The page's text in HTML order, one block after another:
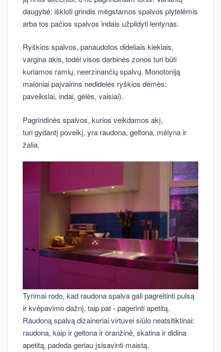
daugybė: iškloti grindis mėgstamos spalvos plytelėmis
arba tos pačios spalvos indais užpildyti lentynas.
Ryškios spalvos, panaudotos dideliais kiekiais,
vargina akis, todėl visos darbinės zonos turi būti
kuriamos ramių, neerzinančių spalvų. Monotoniją
maloniai paįvairins nedidelės ryškios dėmės:
paveikslai, indai, gėlės, vaisiai).
Pagrindinės spalvos, kurios veikdamos akį,
turi gydantį poveikį, yra raudona, geltona, mėlyna ir
žalia.
Tyrimai rodo, kad raudona spalva gali pagreitinti pulsą
ir kvėpavimo dažnį, taip pat - pagerinti apetitą.
Raudoną spalvą dizaineriai virtuvei siūlo neatsitiktinai:
raudona, kaip ir geltona ir oranžinė, skatina ir didina
apetitą, padeda geriau įsisavinti maistą.